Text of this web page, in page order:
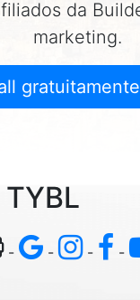
da
marketing.
TYBL
- - - -